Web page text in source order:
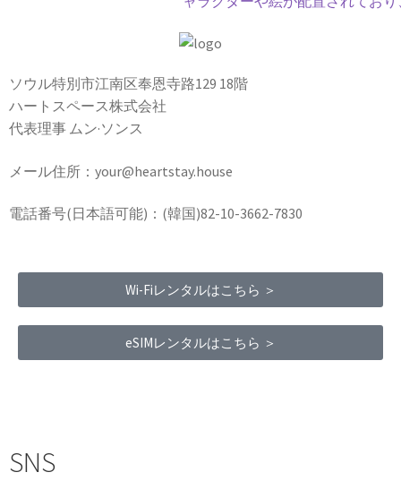
ソウル特別市江南区奉恩寺路129 18階
ハートスペース株式会社
代表理事 ムン·ソンス
メール住所：your@heartstay.house
電話番号(日本語可能)：(韓国)82-10-3662-7830
Wi-Fiレンタルはこちら ＞
eSIMレンタルはこちら ＞
SNS